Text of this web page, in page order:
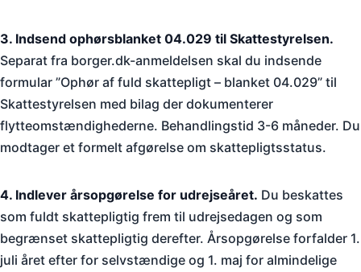
3. Indsend ophørsblanket 04.029 til Skattestyrelsen.
Separat fra borger.dk-anmeldelsen skal du indsende
formular ”Ophør af fuld skattepligt – blanket 04.029” til
Skattestyrelsen med bilag der dokumenterer
flytteomstændighederne. Behandlingstid 3-6 måneder. Du
modtager et formelt afgørelse om skattepligtsstatus.
4. Indlever årsopgørelse for udrejseåret. Du beskattes
som fuldt skattepligtig frem til udrejsedagen og som
begrænset skattepligtig derefter. Årsopgørelse forfalder 1.
juli året efter for selvstændige og 1. maj for almindelige